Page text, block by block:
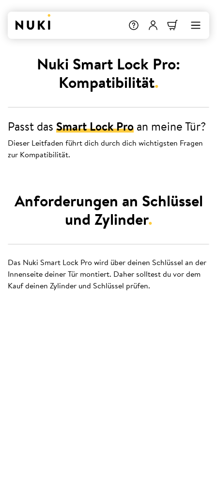
Nuki Smart Lock Pro:
Kompatibilität.
Passt das Smart Lock Pro an meine Tür?
Dieser Leitfaden führt dich durch dich wichtigsten Fragen
zur Kompatibilität.
Anforderungen an Schlüssel
und Zylinder.
Das Nuki Smart Lock Pro wird über deinen Schlüssel an der
Innenseite deiner Tür montiert. Daher solltest du vor dem
Kauf deinen Zylinder und Schlüssel prüfen.